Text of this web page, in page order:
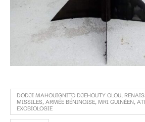
DODJI MAHOUIGNITO DJEHOUTY OLOU‚
MISSILES‚ ARMÉE BÉNINOISE‚ MRI GUINÉEN‚
EXOBIOLOGIE